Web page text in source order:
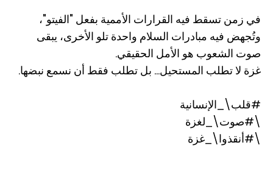
في زمن تسقط فيه القرارات الأممية بفعل "الفيتو"،
وتُجهض فيه مبادرات السلام واحدة تلو الأخرى، يبقى
صوت الشعوب هو الأمل الحقيقي.
غزة لا تطلب المستحيل... بل تطلب فقط أن نسمع نبضها.
#قلب\_الإنسانية
\#صوت\_لغزة
\#أنقذوا\_غزة